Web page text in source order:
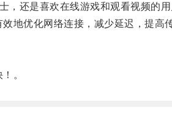
还是喜欢在线游戏和观看视频的用
优化网络连接，减少延迟，提高
。